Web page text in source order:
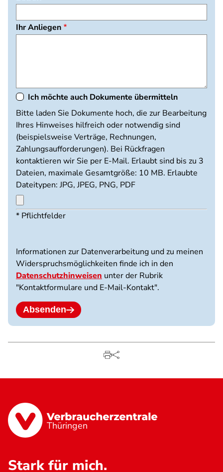
Ihr Anliegen
Ich möchte auch Dokumente übermitteln
Dokumente
hochladen
Bitte laden Sie Dokumente hoch, die zur Bearbeitung
Ihres Hinweises hilfreich oder notwendig sind
(beispielsweise Verträge, Rechnungen,
Zahlungsaufforderungen). Bei Rückfragen
kontaktieren wir Sie per E-Mail. Erlaubt sind bis zu 3
Dateien, maximale Gesamtgröße: 10 MB. Erlaubte
Dateitypen: JPG, JPEG, PNG, PDF
Maximal
möglich.
10
MB
Limit.
Erlaubte
jpg
jpeg
pdf.
* Pflichtfelder
Informationen zur Datenverarbeitung und zu meinen
Widerspruchsmöglichkeiten finde ich in den
Datenschutzhinweisen unter der Rubrik
"Kontaktformulare und E-Mail-Kontakt".
Absenden
Thüringen
Stark für mich.